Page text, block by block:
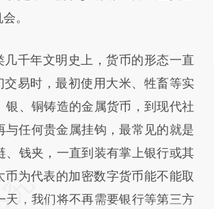
文真实意图存在偏差。不代表财
。
年文明史上，货币的形态一直
交易时，最初使用大米、牲畜等实
、铜铸造的金属货币，到现代社
任何贵金属挂钩，最常见的就是
钱夹，一直到装有掌上银行或其
为代表的加密数字货币能不能取
，我们将不再需要银行等第三方